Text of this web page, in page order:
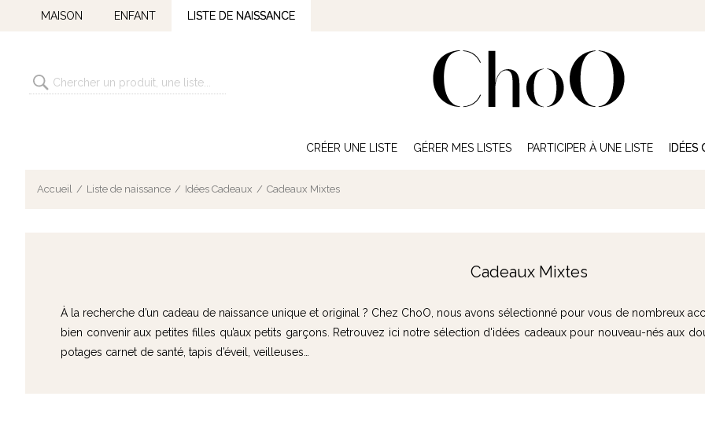
MAISON ENFANT LISTE DE NAISSANCE
CRÉER UNE LISTE GÉRER MES LISTES PARTICIPER À UNE LISTE IDÉES
Accueil Liste de naissance Idées Cadeaux Cadeaux Mixtes
Cadeaux Mixtes
À la recherche d’un cadeau de naissance unique et original ? Chez ChoO, nous avons sélectionné pour vous de nombreux
bien convenir aux petites filles qu’aux petits garçons. Retrouvez ici notre sélection d'idées cadeaux pour nouveau-nés aux
potages carnet de santé, tapis d’éveil, veilleuses…